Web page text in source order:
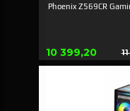
Phoenix Z569CR
Erbjudande
10 399,20